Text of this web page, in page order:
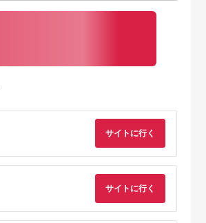
サイトに行く
サイトに行く